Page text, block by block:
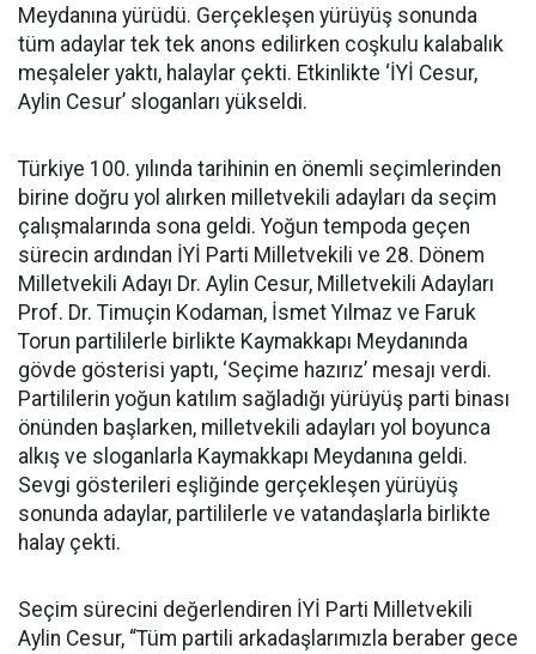
Meydanına yürüdü. Gerçekleşen yürüyüş sonunda
tüm adaylar tek tek anons edilirken coşkulu kalabalık
meşaleler yaktı, halaylar çekti. Etkinlikte ‘İYİ Cesur,
Aylin Cesur’ sloganları yükseldi.
Türkiye 100. yılında tarihinin en önemli seçimlerinden
birine doğru yol alırken milletvekili adayları da seçim
çalışmalarında sona geldi. Yoğun tempoda geçen
sürecin ardından İYİ Parti Milletvekili ve 28. Dönem
Milletvekili Adayı Dr. Aylin Cesur, Milletvekili Adayları
Prof. Dr. Timuçin Kodaman, İsmet Yılmaz ve Faruk
Torun partililerle birlikte Kaymakkapı Meydanında
gövde gösterisi yaptı, ‘Seçime hazırız’ mesajı verdi.
Partililerin yoğun katılım sağladığı yürüyüş parti binası
önünden başlarken, milletvekili adayları yol boyunca
alkış ve sloganlarla Kaymakkapı Meydanına geldi.
Sevgi gösterileri eşliğinde gerçekleşen yürüyüş
sonunda adaylar, partililerle ve vatandaşlarla birlikte
halay çekti.
Seçim sürecini değerlendiren İYİ Parti Milletvekili
Aylin Cesur, “Tüm partili arkadaşlarımızla beraber gece